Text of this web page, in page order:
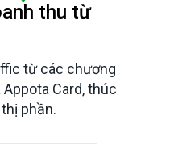
thu từ
từ các chương
Card, thúc
phần.